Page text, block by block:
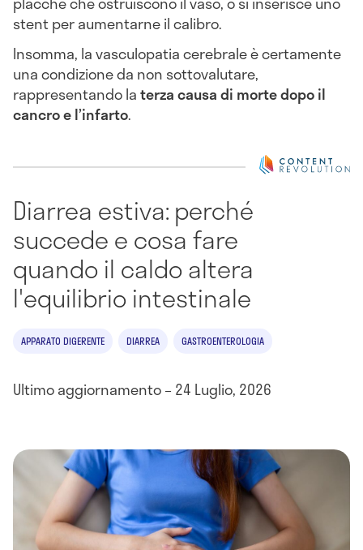
stent per aumentarne il calibro.
Insomma, la vasculopatia cerebrale è certamente
una condizione da non sottovalutare,
rappresentando laterza causa di morte dopo il
cancro e l’infarto.
Diarrea estiva: perché
succede e cosa fare
quando il caldo altera
l'equilibrio intestinale
APPARATO DIGERENTE DIARREA GASTROENTEROLOGIA
Ultimo aggiornamento – 24 Luglio, 2026